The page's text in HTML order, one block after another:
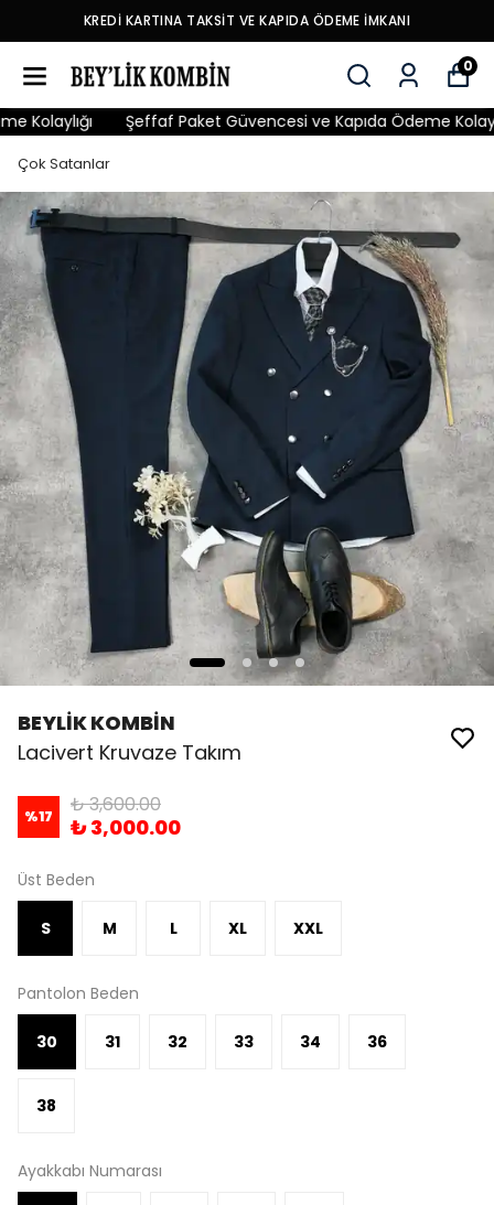
KREDİ KARTINA TAKSİT VE KAPIDA ÖDEME İMKANI
0
Şeffaf Paket Güvencesi ve Kapıda Ödeme
Çok Satanlar
BEYLİK KOMBİN
Lacivert Kruvaze Takım
%17 ₺ 3,600.00
₺ 3,000.00
Üst Beden
S M L XL XXL
Pantolon Beden
30 31 32 33 34 36
38
Ayakkabı Numarası